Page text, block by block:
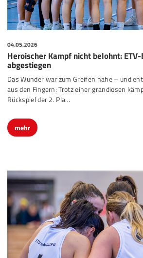
04.05.2026
Heroischer Kampf nicht belohnt:
abgestiegen
Das Wunder war zum Greifen nahe – und
aus den Fingern: Trotz einer grandiosen
Rückspiel der 2. Pla…
mehr